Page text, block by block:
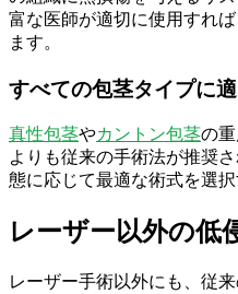
富な医師が適切に使用すれ
ます。
すべての包茎タイプに
真性包茎やカントン包茎の
よりも従来の手術法が推奨
態に応じて最適な術式を選択
レーザー以外の低
レーザー手術以外にも、従